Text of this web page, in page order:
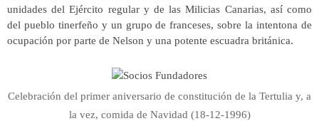
unidades del Ejército regular y de las Milicias Canarias, así como
del pueblo tinerfeño y un grupo de franceses, sobre la intentona de
ocupación por parte de Nelson y una potente escuadra británica.
Celebración del primer aniversario de constitución de la Tertulia y, a
la vez, comida de Navidad (18-12-1996)